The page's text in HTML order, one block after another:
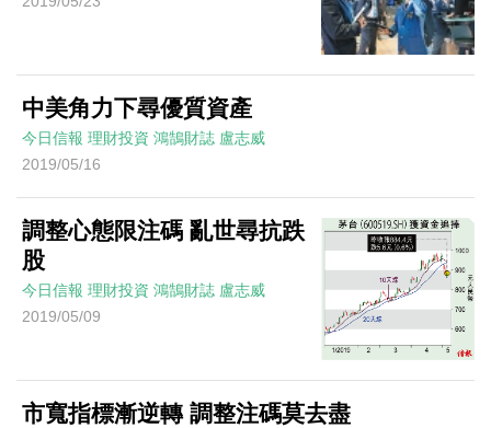
中美角力下尋優質資產
今日信報 理財投資 鴻鵠財誌 盧志威
2019/05/16
調整心態限注碼 亂世尋抗跌
股
今日信報 理財投資 鴻鵠財誌 盧志威
2019/05/09
市寬指標漸逆轉 調整注碼莫去盡